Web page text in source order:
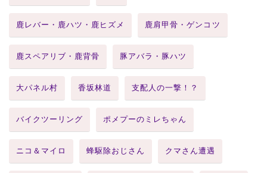
鹿レバー・鹿ハツ・鹿ヒズメ 鹿肩甲骨・ゲンコツ
鹿スペアリブ・鹿背骨 豚アバラ・豚ハツ
大パネル村 香坂林道 支配人の一撃！？
バイクツーリング ポメプーのミレちゃん
ニコ＆マイロ 蜂駆除おじさん クマさん遭遇